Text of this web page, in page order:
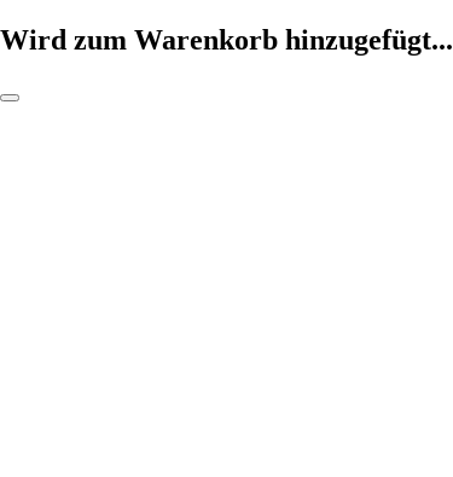
Wird zum Warenkorb hinzugefügt...